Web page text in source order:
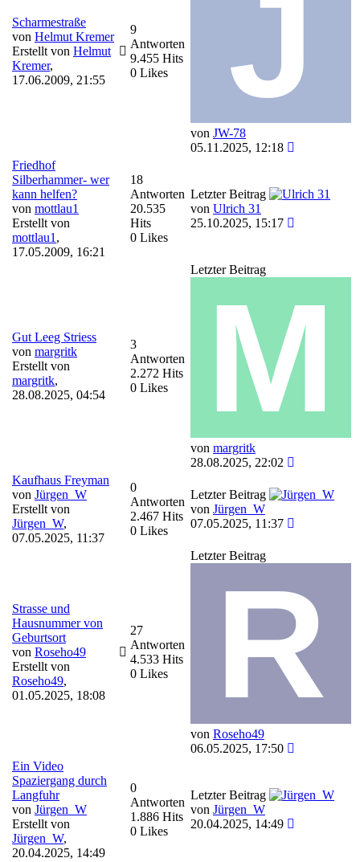
Scharmestraße
von Helmut Kremer
Erstellt von Helmut
Kremer,
17.06.2009, 21:55
9
Antworten
9.455 Hits
0 Likes
von JW-78
05.11.2025, 12:18
Friedhof
Silberhammer- wer
kann helfen?
von mottlau1
Erstellt von
mottlau1 ,
17.05.2009, 16:21
18
Antworten
20.535
Hits
0 Likes
Letzter Beitrag
von Ulrich 31
25.10.2025, 15:17
Gut Leeg Striess
von margritk
Erstellt von
margritk,
28.08.2025, 04:54
3
Antworten
2.272 Hits
0 Likes
Letzter Beitrag
von margritk
28.08.2025, 22:02
Kaufhaus Freyman
von Jürgen_W
Erstellt von
Jürgen_W,
07.05.2025, 11:37
0
Antworten
2.467 Hits
0 Likes
Letzter Beitrag
von Jürgen_W
07.05.2025, 11:37
Strasse und
Hausnummer von
Geburtsort
von Roseho49
Erstellt von
Roseho49,
01.05.2025, 18:08
27
Antworten
4.533 Hits
0 Likes
Letzter Beitrag
von Roseho49
06.05.2025, 17:50
Ein Video
Spaziergang durch
Langfuhr
von Jürgen_W
Erstellt von
Jürgen_W,
20.04.2025, 14:49
0
Antworten
1.886 Hits
0 Likes
Letzter Beitrag
von Jürgen_W
20.04.2025, 14:49